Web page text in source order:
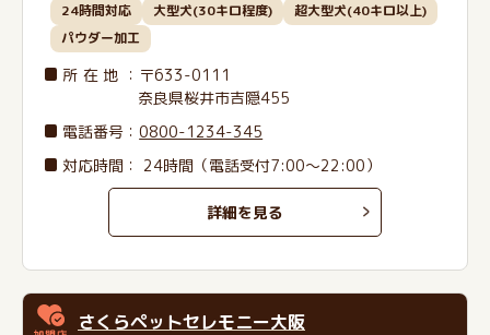
24時間対応 大型犬(30キロ程度)
超大型犬(40キロ以上)
パウダー加工
所在地 ：〒633-0111
奈良県桜井市吉隠455
電話番号 ：0800-1234-345
対応時間： 24時間（電話受付7:00〜22:00）
詳細を見る
さくらペットセレモニー大阪